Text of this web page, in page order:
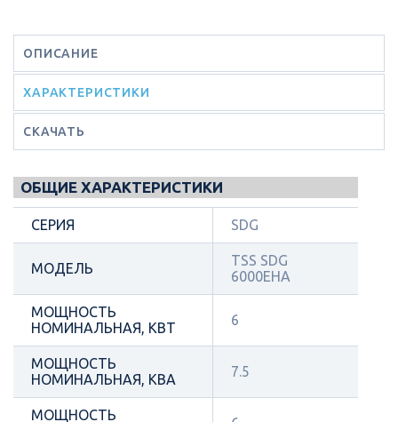
ОПИСАНИЕ
ХАРАКТЕРИСТИКИ
СКАЧАТЬ
ОБЩИЕ ХАРАКТЕРИСТИКИ
СЕРИЯ SDG
МОДЕЛЬ
TSS SDG
6000EHA
МОЩНОСТЬ
НОМИНАЛЬНАЯ, КВТ
6
МОЩНОСТЬ
НОМИНАЛЬНАЯ, КВА
7.5
МОЩНОСТЬ